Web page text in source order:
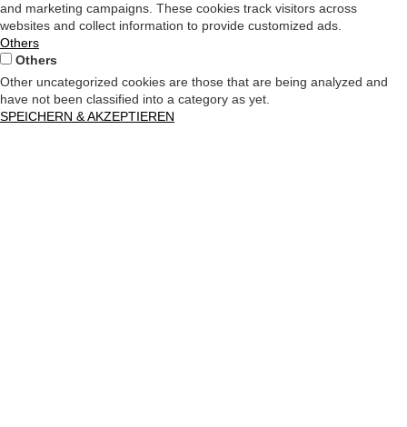
and marketing campaigns. These cookies track visitors across
websites and collect information to provide customized ads.
Others
Others
Other uncategorized cookies are those that are being analyzed and
have not been classified into a category as yet.
SPEICHERN & AKZEPTIEREN